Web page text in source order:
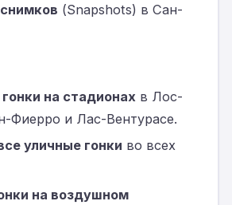
(Snapshots) в Сан-
на стадионах в Лос-
Фиерро и Лас-Вентурасе.
уличные гонки во всех
на воздушном